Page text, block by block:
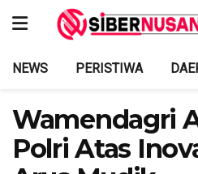
NEWS PERISTIWA
Wamendagri
Polri Atas